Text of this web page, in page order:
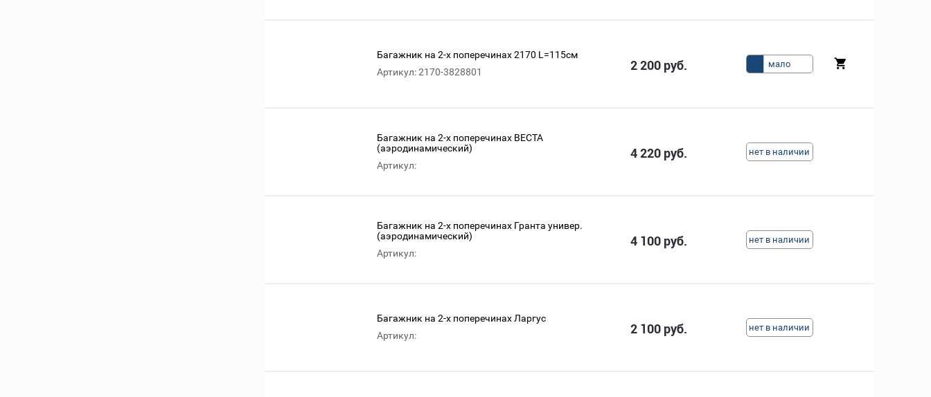
Багажник на 2-х поперечинах 2170 L=115см
Артикул: 2170-3828801
2 200 руб. мало
Багажник на 2-х поперечинах ВЕСТА
(аэродинамический)
Артикул:
4 220 руб. нет в наличии
Багажник на 2-х поперечинах Гранта универ.
(аэродинамический)
Артикул:
4 100 руб. нет в наличии
Багажник на 2-х поперечинах Ларгус
Артикул:
2 100 руб. нет в наличии